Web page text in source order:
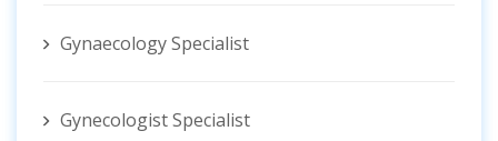
Gynaecology Specialist
Gynecologist ‍Specialist